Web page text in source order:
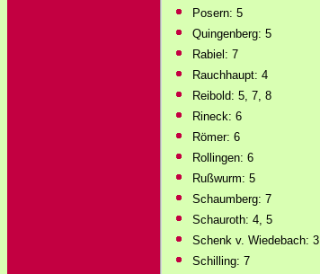
Posern: 5
Quingenberg: 5
Rabiel: 7
Rauchhaupt: 4
Reibold: 5, 7, 8
Rineck: 6
Römer: 6
Rollingen: 6
Rußwurm: 5
Schaumberg: 7
Schauroth: 4, 5
Schenk v. Wiedebach: 3
Schilling: 7